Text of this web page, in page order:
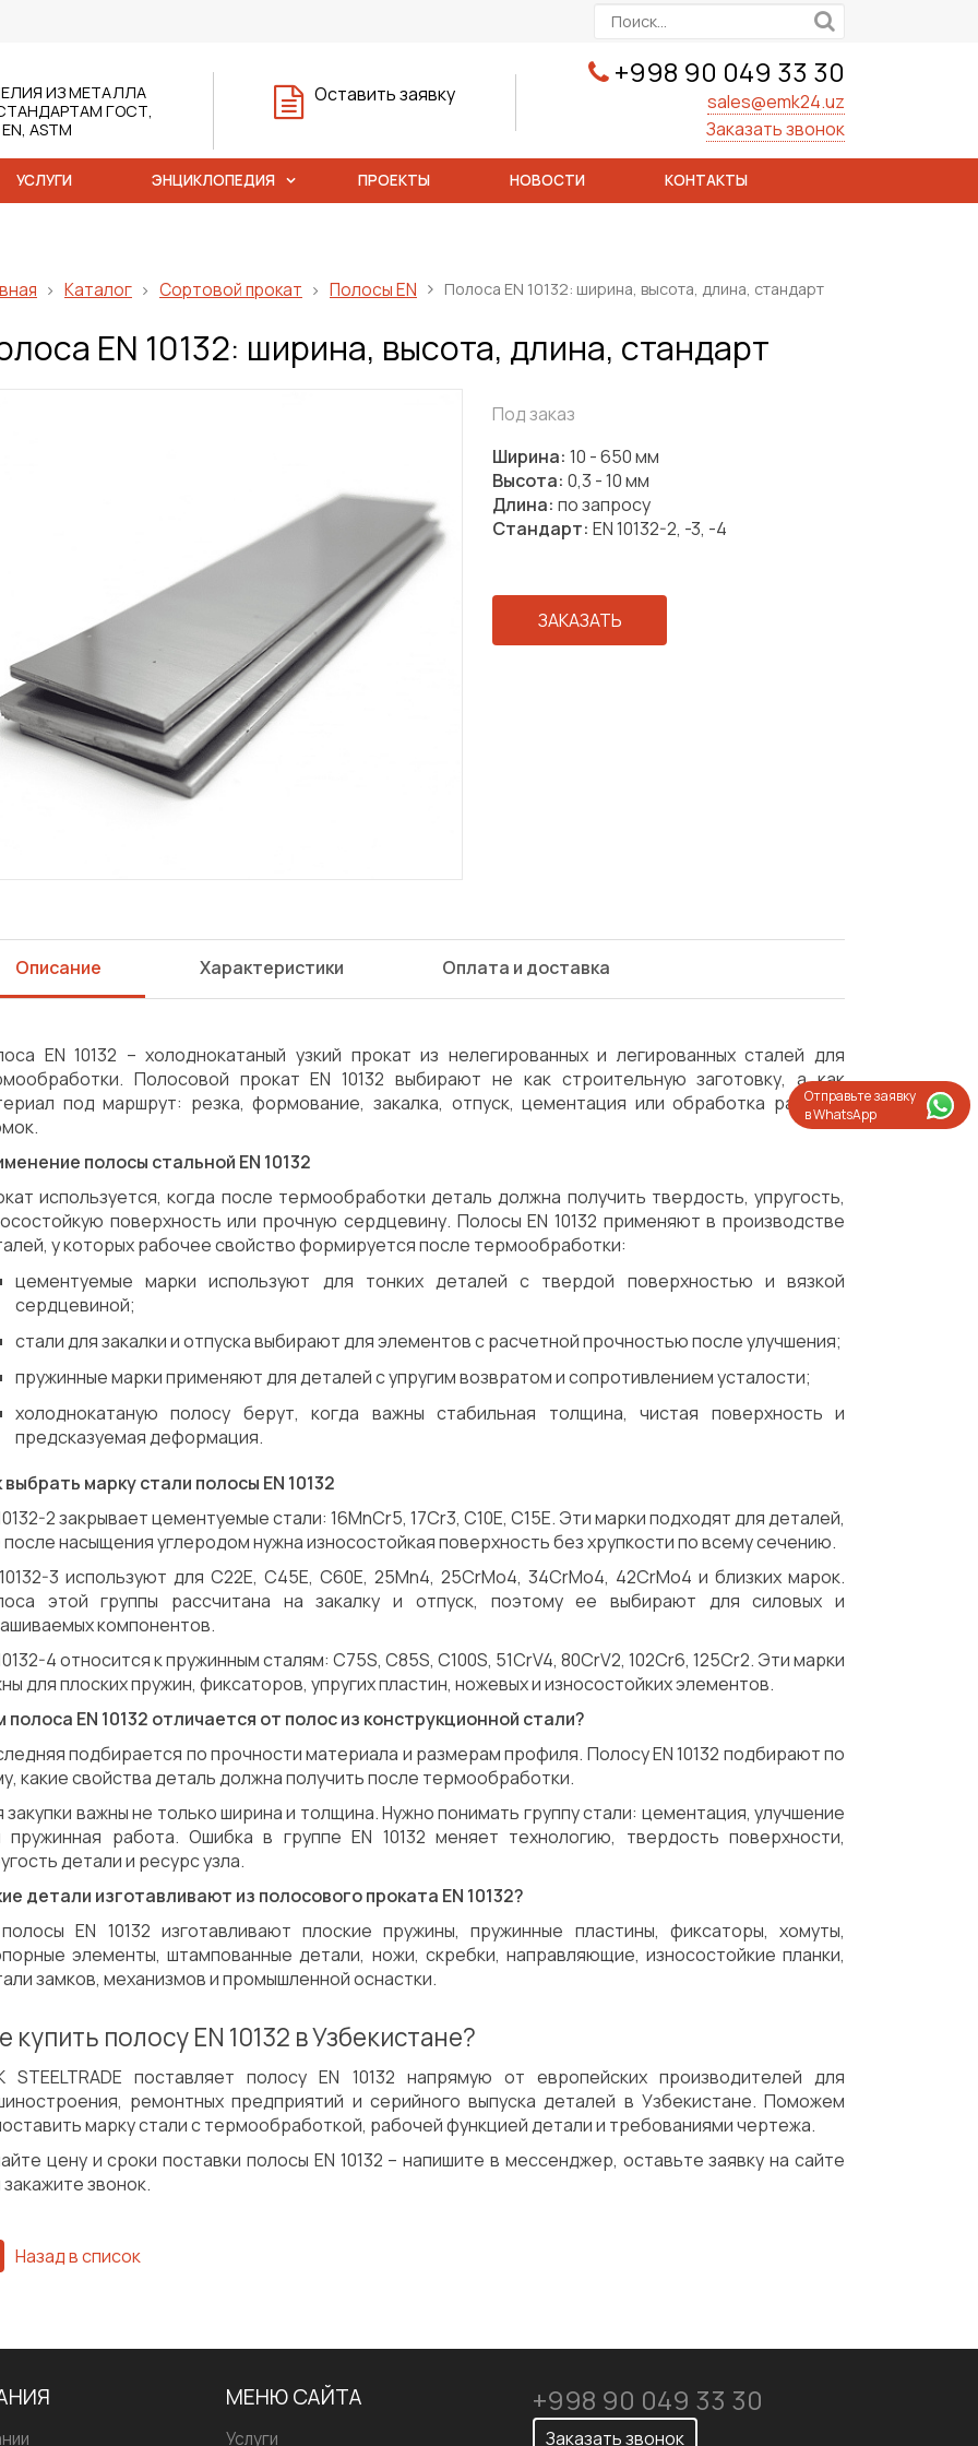
Отправьте заявку
в WhatsApp
+998 90 049 33 30
sales@emk24.uz
Заказать звонок
Оставить заявку
ИЗ МЕТАЛЛА
ГОСТ,
ASTM
УСЛУГИ ЭНЦИКЛОПЕДИЯ ПРОЕКТЫ НОВОСТИ КОНТАКТЫ
Сварка Механическая обработка
Каталог Сортовой прокат Полосы EN Полоса ЕN 10132: ширина, высота, длина, стандарт
ЕN 10132: ширина, высота, длина, стандарт
Под заказ
Ширина: 10 - 650 мм
Высота: 0,3 - 10 мм
Длина: по запросу
Стандарт: EN 10132-2, -3, -4
ЗАКАЗАТЬ
Описание Характеристики Оплата и доставка
EN 10132 – холоднокатаный узкий прокат из нелегированных и легированных сталей для
Полосовой прокат EN 10132 выбирают не как строительную заготовку, а как
под маршрут: резка, формование, закалка, отпуск, цементация или обработка рабочих
полосы стальной EN 10132
используется, когда после термообработки деталь должна получить твердость, упругость,
поверхность или прочную сердцевину. Полосы EN 10132 применяют в производстве
у которых рабочее свойство формируется после термообработки:
цементуемые марки используют для тонких деталей с твердой поверхностью и вязкой
сердцевиной;
стали для закалки и отпуска выбирают для элементов с расчетной прочностью после улучшения;
пружинные марки применяют для деталей с упругим возвратом и сопротивлением усталости;
холоднокатаную полосу берут, когда важны стабильная толщина, чистая поверхность и
предсказуемая деформация.
выбрать марку стали полосы EN 10132
2 закрывает цементуемые стали: 16MnCr5, 17Cr3, C10E, C15E. Эти марки подходят для деталей,
после насыщения углеродом нужна износостойкая поверхность без хрупкости по всему сечению.
3 используют для C22E, C45E, C60E, 25Mn4, 25CrMo4, 34CrMo4, 42CrMo4 и близких марок.
этой группы рассчитана на закалку и отпуск, поэтому ее выбирают для силовых и
компонентов.
4 относится к пружинным сталям: C75S, C85S, C100S, 51CrV4, 80CrV2, 102Cr6, 125Cr2. Эти марки
для плоских пружин, фиксаторов, упругих пластин, ножевых и износостойких элементов.
полоса EN 10132 отличается от полос из конструкционной стали?
подбирается по прочности материала и размерам профиля. Полосу EN 10132 подбирают по
какие свойства деталь должна получить после термообработки.
закупки важны не только ширина и толщина. Нужно понимать группу стали: цементация, улучшение
пружинная работа. Ошибка в группе EN 10132 меняет технологию, твердость поверхности,
детали и ресурс узла.
детали изготавливают из полосового проката EN 10132?
EN 10132 изготавливают плоские пружины, пружинные пластины, фиксаторы, хомуты,
элементы, штампованные детали, ножи, скребки, направляющие, износостойкие планки,
замков, механизмов и промышленной оснастки.
купить полосу EN 10132 в Узбекистане?
STEELTRADE поставляет полосу EN 10132 напрямую от европейских производителей для
ремонтных предприятий и серийного выпуска деталей в Узбекистане. Поможем
марку стали с термообработкой, рабочей функцией детали и требованиями чертежа.
цену и сроки поставки полосы EN 10132 – напишите в мессенджер, оставьте заявку на сайте
закажите звонок.
Назад в список
+998 90 049 33 30
Заказать звонок
МЕНЮ САЙТА
Услуги